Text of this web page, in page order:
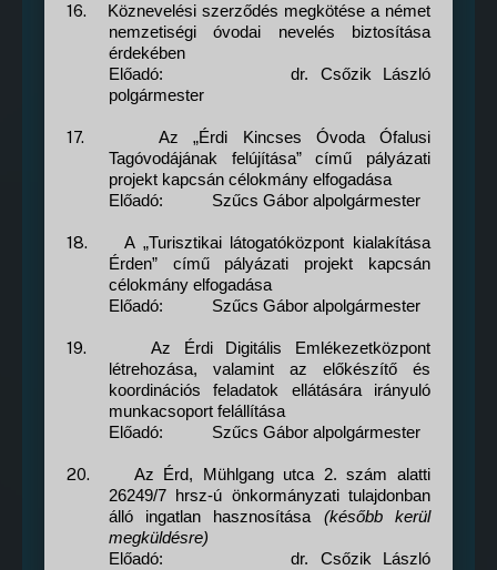
16.
Köznevelési szerződés megkötése a német
nemzetiségi óvodai nevelés biztosítása
érdekében
Előadó:
dr. Csőzik László
polgármester
17.
Az „Érdi Kincses Óvoda Ófalusi
Tagóvodájának felújítása” című pályázati
projekt kapcsán célokmány elfogadása
Előadó:
Szűcs Gábor alpolgármester
18.
A „Turisztikai látogatóközpont kialakítása
Érden” című pályázati projekt kapcsán
célokmány elfogadása
Előadó:
Szűcs Gábor alpolgármester
19.
Az Érdi Digitális Emlékezetközpont
létrehozása, valamint az előkészítő és
koordinációs feladatok ellátására irányuló
munkacsoport felállítása
Előadó:
Szűcs Gábor alpolgármester
20.
Az Érd, Mühlgang utca 2. szám alatti
26249/7 hrsz-ú önkormányzati tulajdonban
álló ingatlan hasznosítása (később kerül
megküldésre)
Előadó:
dr. Csőzik László